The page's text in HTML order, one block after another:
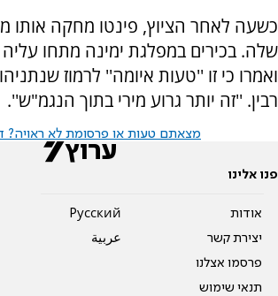
כשעה לאחר הציוץ, פינטו מחקה אותו
שלה. בכירים במפלגת ימינה מתחו
ואמרו כי זו ''טעות איומה'' לרמוז
רבין. ''זה יותר גרוע מירי בתוך הנגמ"ש''.
מצאתם טעות או פרסומת לא ראויה?
פנו אלינו
אודות
יצירת קשר
פרסמו אצלנו
תנאי שימוש
Pусский
عربية